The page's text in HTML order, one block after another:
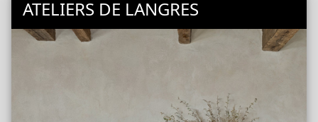
ATELIERS DE LANGRES